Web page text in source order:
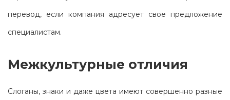
перевод, если компания адресует свое предложение
специалистам.
Межкультурные отличия
Слоганы, знаки и даже цвета имеют совершенно разные